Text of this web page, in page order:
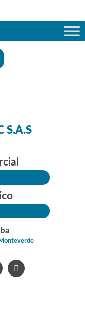
S.A.S